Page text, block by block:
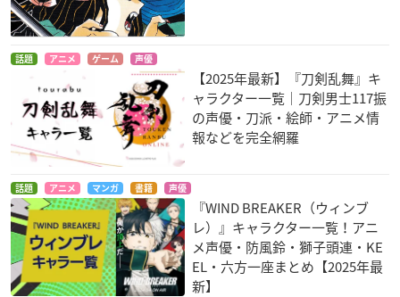
話題 アニメ ゲーム 声優
【2025年最新】『刀剣乱舞』キ
ャラクター一覧｜刀剣男士117振
の声優・刀派・絵師・アニメ情
報などを完全網羅
話題 アニメ マンガ 書籍 声優
『WIND BREAKER（ウィンブ
レ）』キャラクター一覧！アニ
メ声優・防風鈴・獅子頭連・KE
EL・六方一座まとめ【2025年最
新】